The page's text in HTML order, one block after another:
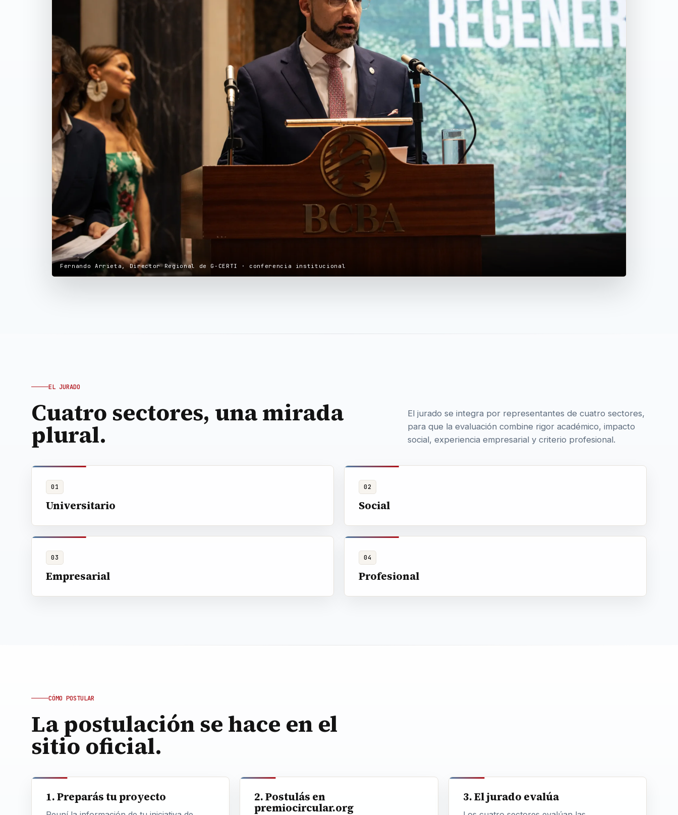
Fernando Arrieta, Director Regional de G-CERTI · conferencia institucional
EL JURADO
Cuatro sectores, una mirada
plural.
El jurado se integra por representantes de cuatro sectores,
para que la evaluación combine rigor académico, impacto
social, experiencia empresarial y criterio profesional.
01
Universitario
02
Social
03
Empresarial
04
Profesional
CÓMO POSTULAR
La postulación se hace en el
sitio oficial.
1. Preparás tu proyecto 2. Postulás en
premiocircular.org
3. El jurado evalúa